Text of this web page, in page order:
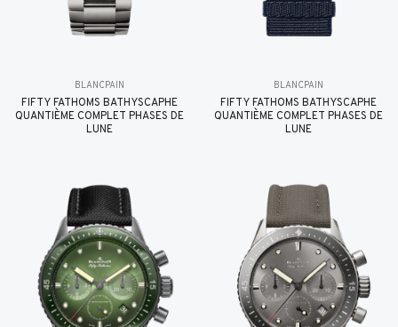
BLANCPAIN
FIFTY FATHOMS BATHYSCAPHE
QUANTIÈME COMPLET PHASES DE
LUNE
BLANCPAIN
FIFTY FATHOMS BATHYSCAPHE
QUANTIÈME COMPLET PHASES DE
LUNE